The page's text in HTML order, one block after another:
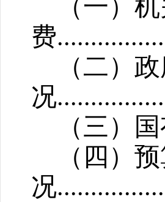
（一）
费
（二）
况
（三）
（四）
况